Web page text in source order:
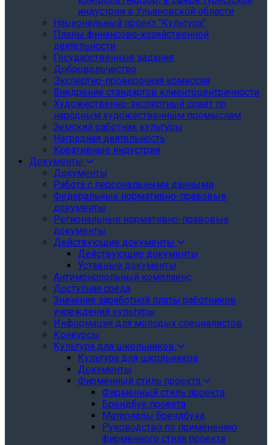
индустрии в Ульяновской области
Национальный проект "Культура"
Планы финансово-хозяйственной
деятельности
Государственные задания
Добровольчество
Экспертно-проверочная комиссия
Внедрение стандартов клиентоцентричности
Художественно-экспертный совет по
народным художественным промыслам
Земский работник культуры
Наградная деятельность
Креативные индустрии
Документы
Документы
Работа с персональными данными
Федеральные нормативно-правовые
документы
Региональные нормативно-правовые
документы
Действующие документы
Действующие документы
Уставные документы
Антимонопольный комплаенс
Доступная среда
Значение заработной платы работников
учреждений культуры
Информация для молодых специалистов
Конкурсы
Культура для школьников
Культура для школьников
Документы
Фирменный стиль проекта
Фирменный стиль проекта
Брендбук проекта
Материалы брендбука
Руководство по применению
фирменного стиля проекта